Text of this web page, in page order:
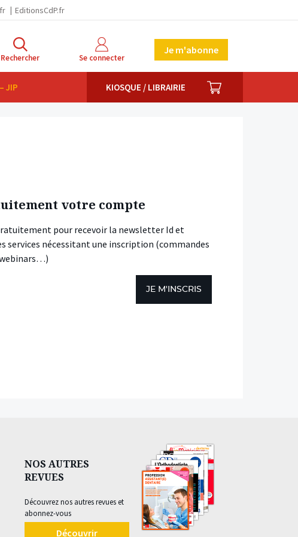
EditionsCdP.fr
Rechercher Se connecter
Je m'abonne
JIP KIOSQUE / LIBRAIRIE PANIER
votre compte
pour recevoir la newsletter Id et
services nécessitant une inscription (commandes
JE M'INSCRIS
NOS AUTRES
REVUES
Découvrez nos autres revues et
abonnez-vous
Découvrir